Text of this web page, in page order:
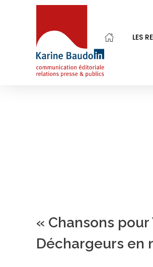
LES
Home
POSTS
« Chansons
Déchargeurs en